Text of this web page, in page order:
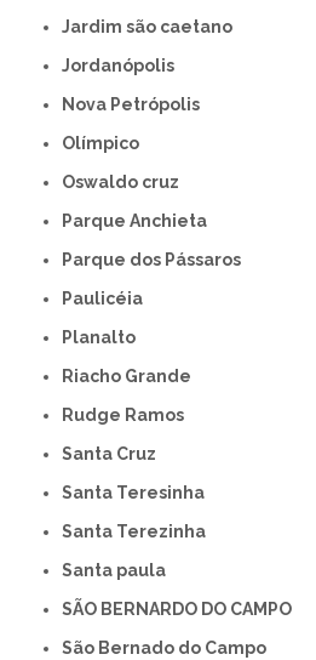
Jardim são caetano
Jordanópolis
Nova Petrópolis
Olímpico
Oswaldo cruz
Parque Anchieta
Parque dos Pássaros
Paulicéia
Planalto
Riacho Grande
Rudge Ramos
Santa Cruz
Santa Teresinha
Santa Terezinha
Santa paula
SÃO BERNARDO DO CAMPO
São Bernado do Campo